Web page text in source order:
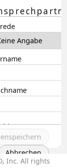
Abbrechen
Inc. All rights